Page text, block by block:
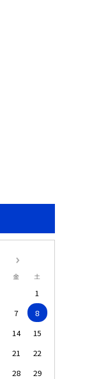
金 土
1
7
8
14
15
21
22
28
29